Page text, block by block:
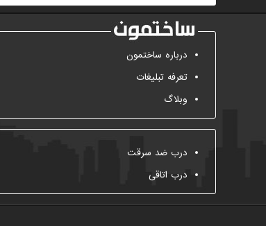
درباره ساختمون
تعرفه تبلیغات
وبلاگ
درب ضد سرقت
درب اتاقی